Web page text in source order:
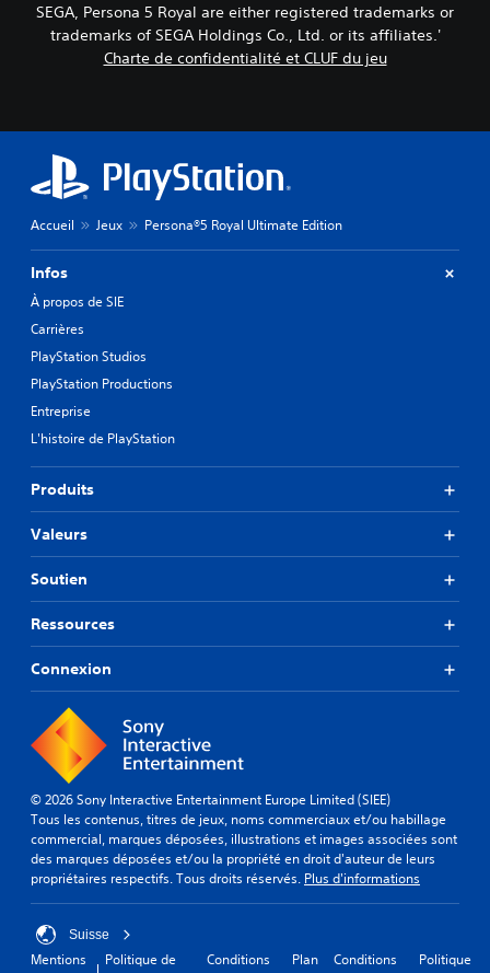
SEGA, Persona 5 Royal are either registered trademarks or
trademarks of SEGA Holdings Co., Ltd. or its affiliates.'
Charte de confidentialité et CLUF du jeu
Accueil Jeux Persona®5 Royal Ultimate Edition
Infos
À propos de SIE
Carrières
PlayStation Studios
PlayStation Productions
Entreprise
L'histoire de PlayStation
Produits
Valeurs
Soutien
Ressources
Connexion
© 2026 Sony Interactive Entertainment Europe Limited (SIEE)
Tous les contenus, titres de jeux, noms commerciaux et/ou habillage
commercial, marques déposées, illustrations et images associées sont
des marques déposées et/ou la propriété en droit d'auteur de leurs
propriétaires respectifs. Tous droits réservés. Plus d'informations
Suisse
Mentions
Politique de
Conditions
Plan
Conditions
Politique